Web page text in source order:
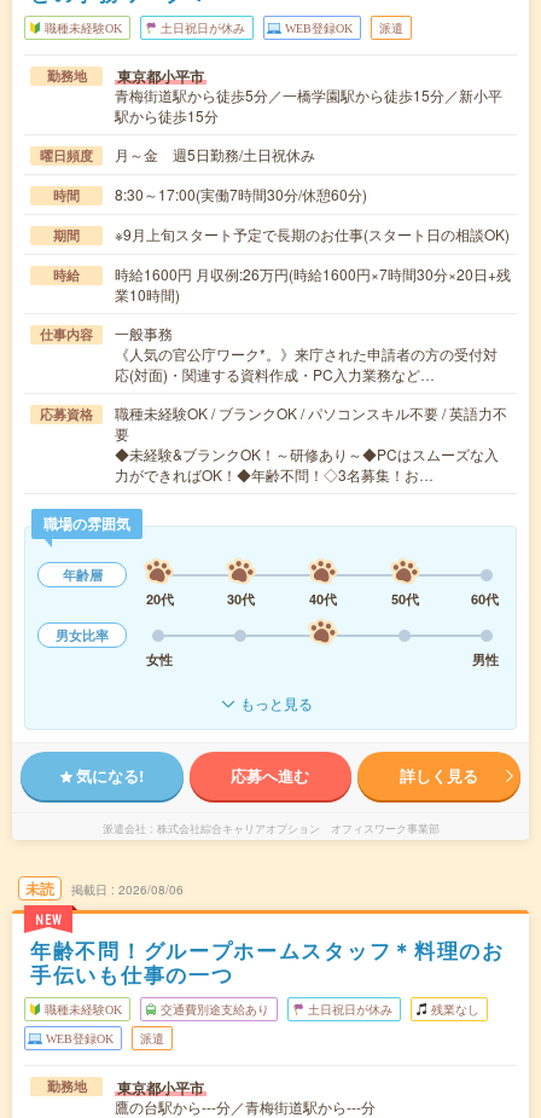
職種未経験OK 土日祝日が休み WEB登録OK 派遣
勤務地 東京都小平市
青梅街道駅から徒歩5分／一橋学園駅から徒歩15分／新小平
駅から徒歩15分
曜日頻度 月～金 週5日勤務/土日祝休み
時間 8:30～17:00(実働7時間30分/休憩60分)
期間 ※9月上旬スタート予定で長期のお仕事(スタート日の相談OK)
時給
時給1600円 月収例:26万円(時給1600円×7時間30分×20日+残
業10時間)
仕事内容
一般事務
《人気の官公庁ワーク*。》来庁された申請者の方の受付対
応(対面)・関連する資料作成・PC入力業務など…
応募資格
職種未経験OK / ブランクOK / パソコンスキル不要 / 英語力不
要
◆未経験&ブランクOK！～研修あり～◆PCはスムーズな入
力ができればOK！◆年齢不問！◇3名募集！お…
職場の雰囲気
年齢層
20代
30代 40代 50代
60代
男女比率
女性
男性
もっと見る
気になる! 応募へ進む 詳しく見る
派遣会社 株式会社綜合キャリアオプション オフィスワーク事業部
未読
NEW
掲載日 2026/08/06
年齢不問！グループホームスタッフ＊料理のお
手伝いも仕事の一つ
職種未経験OK 交通費別途支給あり 土日祝日が休み 残業なし
WEB登録OK 派遣
勤務地 東京都小平市
鷹の台駅から---分／青梅街道駅から---分